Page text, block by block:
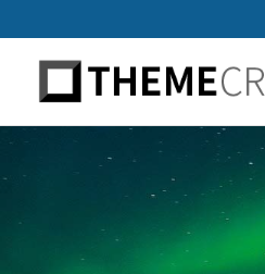
하위분류 하위분류